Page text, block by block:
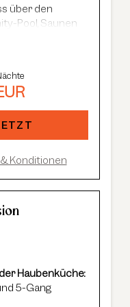
Blick
über den
Pool, Saunen
Card, AREA
etc.
Konditionen
Haubenküche:
5-Gang